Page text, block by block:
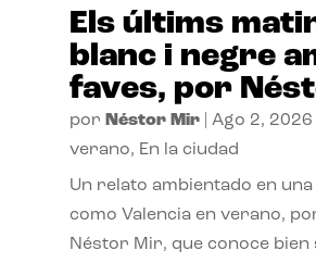
Els últims
blanc i negre
faves, por
por Néstor Mir| Ago 2, 2026
verano, En la ciudad
Un relato ambientado en una
como Valencia en verano,
Néstor Mir, que conoce bien